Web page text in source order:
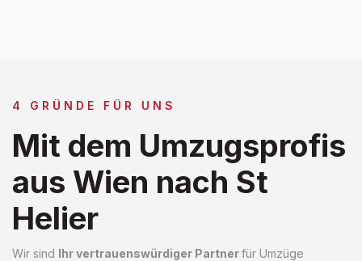
4 GRÜNDE FÜR UNS
Mit dem Umzugsprofis
aus Wien nach St
Helier
Wir sind Ihr vertrauenswürdiger Partnerfür Umzüge